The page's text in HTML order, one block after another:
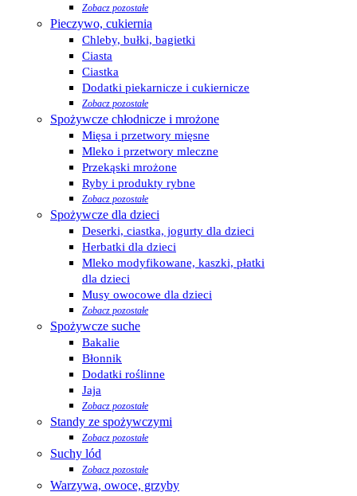
Zobacz pozostałe
Pieczywo, cukiernia
Chleby, bułki, bagietki
Ciasta
Ciastka
Dodatki piekarnicze i cukiernicze
Zobacz pozostałe
Spożywcze chłodnicze i mrożone
Mięsa i przetwory mięsne
Mleko i przetwory mleczne
Przekąski mrożone
Ryby i produkty rybne
Zobacz pozostałe
Spożywcze dla dzieci
Deserki, ciastka, jogurty dla dzieci
Herbatki dla dzieci
Mleko modyfikowane, kaszki, płatki
dla dzieci
Musy owocowe dla dzieci
Zobacz pozostałe
Spożywcze suche
Bakalie
Błonnik
Dodatki roślinne
Jaja
Zobacz pozostałe
Standy ze spożywczymi
Zobacz pozostałe
Suchy lód
Zobacz pozostałe
Warzywa, owoce, grzyby